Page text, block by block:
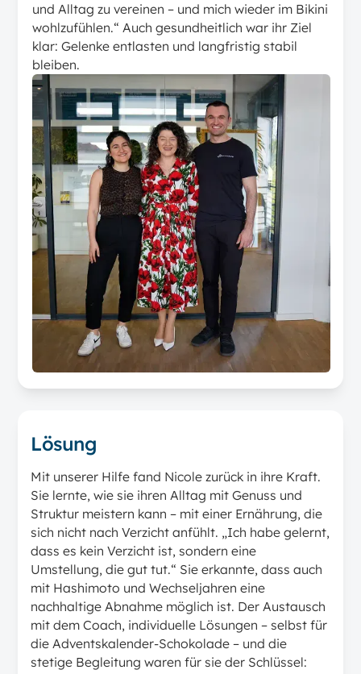
und Alltag zu vereinen – und mich wieder im Bikini
wohlzufühlen.“ Auch gesundheitlich war ihr Ziel
klar: Gelenke entlasten und langfristig stabil
bleiben.
Lösung
Mit unserer Hilfe fand Nicole zurück in ihre Kraft.
Sie lernte, wie sie ihren Alltag mit Genuss und
Struktur meistern kann – mit einer Ernährung, die
sich nicht nach Verzicht anfühlt. „Ich habe gelernt,
dass es kein Verzicht ist, sondern eine
Umstellung, die gut tut.“ Sie erkannte, dass auch
mit Hashimoto und Wechseljahren eine
nachhaltige Abnahme möglich ist. Der Austausch
mit dem Coach, individuelle Lösungen – selbst für
die Adventskalender-Schokolade – und die
stetige Begleitung waren für sie der Schlüssel: